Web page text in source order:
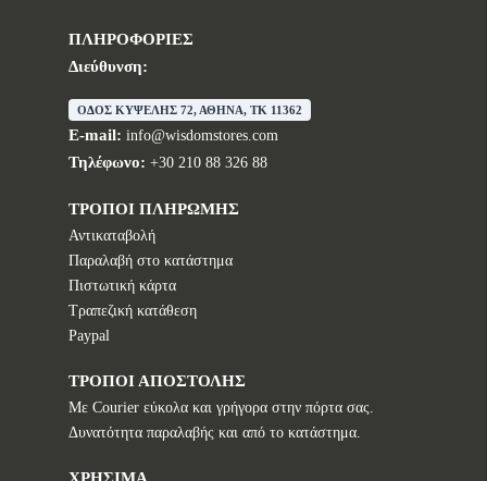
ΠΛΗΡΟΦΟΡΙΕΣ
Διεύθυνση:
ΟΔΟΣ ΚΥΨΕΛΗΣ 72, ΑΘΗΝΑ, TK 11362
E-mail: info@wisdomstores.com
Τηλέφωνο: +30 210 88 326 88
ΤΡΟΠΟΙ ΠΛΗΡΩΜΗΣ
Αντικαταβολή
Παραλαβή στο κατάστημα
Πιστωτική κάρτα
Τραπεζική κατάθεση
Paypal
ΤΡΟΠΟΙ ΑΠΟΣΤΟΛΗΣ
Με Courier εύκολα και γρήγορα στην πόρτα σας.
Δυνατότητα παραλαβής και από το κατάστημα.
ΧΡΗΣΙΜΑ